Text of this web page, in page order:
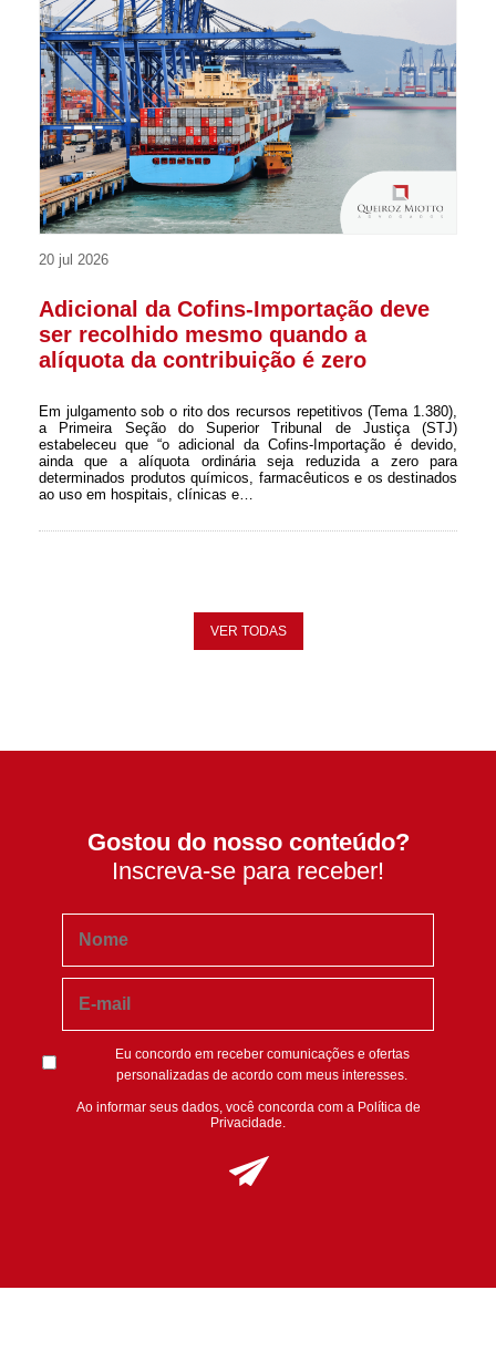
20 jul 2026
Adicional da Cofins-Importação deve
ser recolhido mesmo quando a
alíquota da contribuição é zero
Em julgamento sob o rito dos recursos repetitivos (Tema 1.380),
a Primeira Seção do Superior Tribunal de Justiça (STJ)
estabeleceu que “o adicional da Cofins-Importação é devido,
ainda que a alíquota ordinária seja reduzida a zero para
determinados produtos químicos, farmacêuticos e os destinados
ao uso em hospitais, clínicas e…
VER TODAS
Gostou do nosso conteúdo?
Inscreva-se para receber!
Eu concordo em receber comunicações e ofertas
personalizadas de acordo com meus interesses.
Ao informar seus dados, você concorda com a Política de
Privacidade.